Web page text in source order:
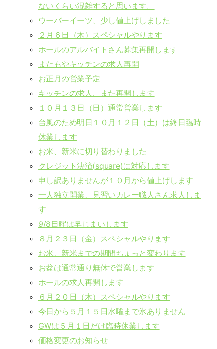
ないくらい混雑すると思います。
ウーバーイーツ、少し値上げしました
２月６日（木）スペシャルやります
ホールのアルバイトさん募集再開します
またもやキッチンの求人再開
お正月の営業予定
キッチンの求人、また再開します
１０月１３日（日）通常営業します
台風のため明日１０月１２日（土）は終日臨時
休業します
お米、新米に切り替わりました
クレジット決済(square)に対応します
申し訳ありませんが１０月から値上げします
一人独立開業、見習いカレー職人さん求人しま
す
9/8日曜は早じまいします
８月２３日（金）スペシャルやります
お米、新米までの期間ちょっと変わります
お盆は通常通り無休で営業します
ホールの求人再開します
６月２０日（木）スペシャルやります
今日から５月１５日水曜まで氷ありません
GWは５月１日だけ臨時休業します
価格変更のお知らせ